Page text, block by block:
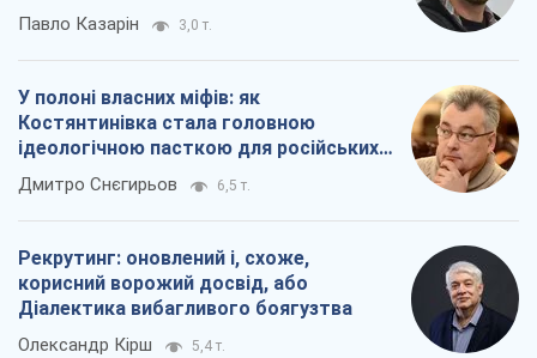
Павло Казарін 3,0 т.
У полоні власних міфів: як
Костянтинівка стала головною
ідеологічною пасткою для російських
окупантів
Дмитро Снєгирьов 6,5 т.
Рекрутинг: оновлений і, схоже,
корисний ворожий досвід, або
Діалектика вибагливого боягузтва
Олександр Кірш 5,4 т.